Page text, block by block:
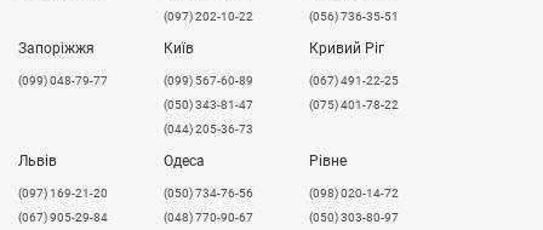
(097) 202-10-22
(056) 736-35-51
Запоріжжя
(099) 048-79-77
Київ
(099) 567-60-89
(050) 343-81-47
(044) 205-36-73
Кривий Ріг
(067) 491-22-25
(075) 401-78-22
Львів
​(097) 169-21-20
(067) 905-29-84
Одеса
(050) 734-76-56
(048) 770-90-67
Рівне
(098) 020-14-72
(050) 303-80-97